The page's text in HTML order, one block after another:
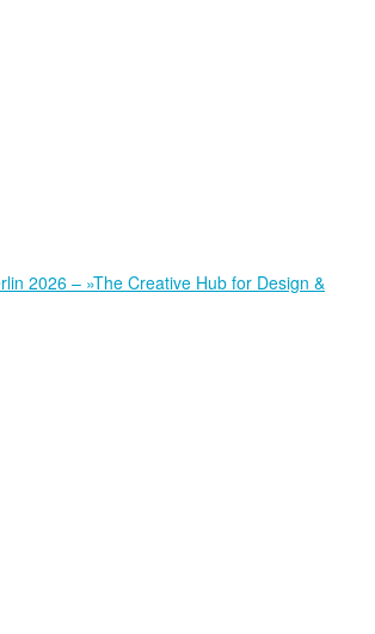
2026 – »The Creative Hub for Design &